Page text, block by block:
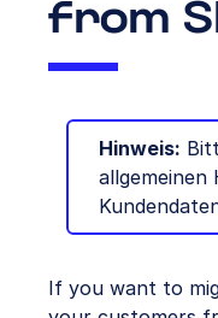
from
Hinweis:
allgemeinen
If you want to